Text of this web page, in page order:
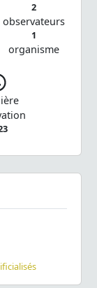
2
observateurs
1
organisme